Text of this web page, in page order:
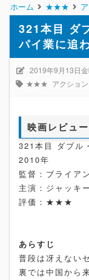
ホーム ★★★
321本目 ダ
パイ業に追
2019年9月13日金
★★★ アクション
映画レビュ
321本目 ダブ
2010年
監督：ブライア
主演：ジャッキ
評価：★★★
あらすじ
普段は冴えない
裏では中国から